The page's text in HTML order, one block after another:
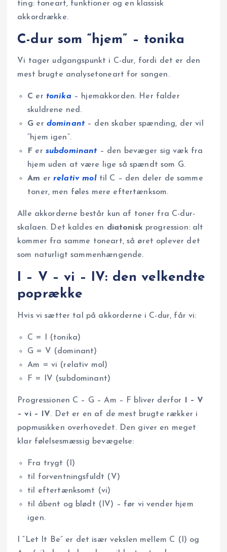
ting: toneart, funktioner og en klassisk
akkordrække.
C-dur som “hjem” – tonika
Vi tager udgangspunkt i C-dur, fordi det er den
mest brugte analysetoneart for sangen.
C er tonika – hjemakkorden. Her falder
skuldrene ned.
G er dominant – den skaber spænding, der vil
“hjem igen”.
F er subdominant – den bevæger sig væk fra
hjem uden at være lige så spændt som G.
Am er relativ moltil C – den deler de samme
toner, men føles mere eftertænksom.
Alle akkorderne består kun af toner fra C-dur-
skalaen. Det kaldes en diatonisk progression: alt
kommer fra samme toneart, så øret oplever det
som naturligt sammenhængende.
I – V – vi – IV: den velkendte
poprække
Hvis vi sætter tal på akkorderne i C-dur, får vi:
C = I (tonika)
G = V (dominant)
Am = vi (relativ mol)
F = IV (subdominant)
Progressionen C – G – Am – F bliver derfor
I – V
– vi – IV. Det er en af de mest brugte rækker i
popmusikken overhovedet. Den giver en meget
klar følelsesmæssig bevægelse:
Fra trygt (I)
til forventningsfuldt (V)
til eftertænksomt (vi)
til åbent og blødt (IV) – før vi vender hjem
igen.
I “Let It Be” er det især vekslen mellem C (I) og